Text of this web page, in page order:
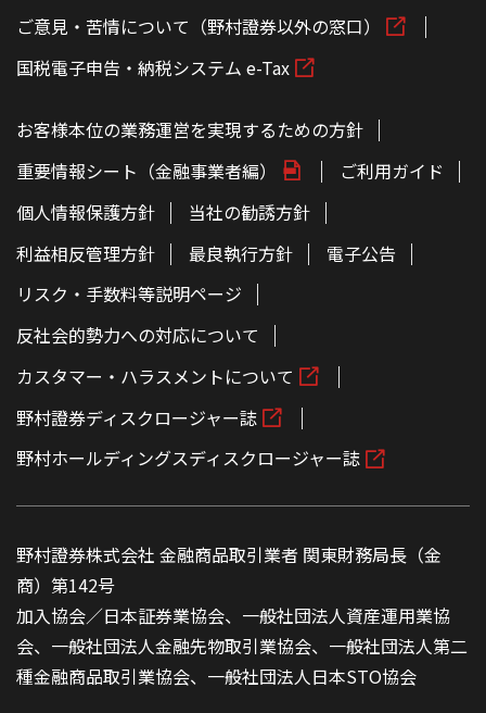
ご意見・苦情について（野村證券以外の窓口）
国税電子申告・納税システム e-Tax
お客様本位の業務運営を実現するための方針
重要情報シート（金融事業者編）
ご利用ガイド
個人情報保護方針
当社の勧誘方針
利益相反管理方針
最良執行方針
電子公告
リスク・手数料等説明ページ
反社会的勢力への対応について
カスタマー・ハラスメントについて
野村證券ディスクロージャー誌
野村ホールディングスディスクロージャー誌
野村證券株式会社 金融商品取引業者 関東財務局長（金
商）第142号
加入協会／日本証券業協会、一般社団法人資産運用業協
会、一般社団法人金融先物取引業協会、一般社団法人第二
種金融商品取引業協会、一般社団法人日本STO協会